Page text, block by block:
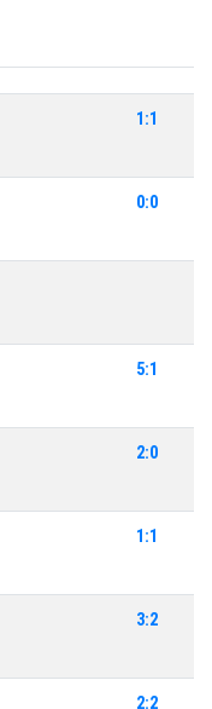
1:1
0:0
5:1
2:0
1:1
3:2
2:2